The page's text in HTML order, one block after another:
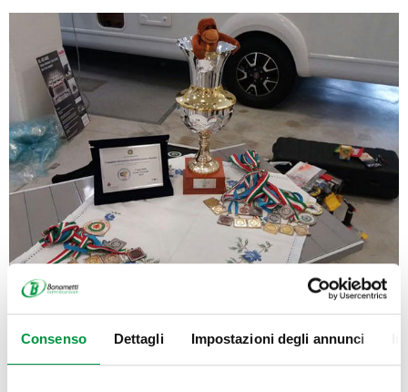
Consenso Dettagli Impostazioni degli annunci